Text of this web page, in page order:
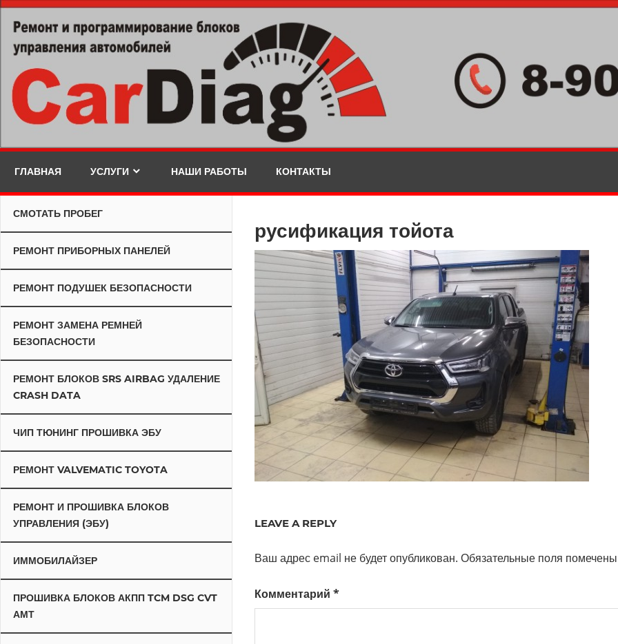
Skip
content
ГЛАВНАЯ УСЛУГИ НАШИ РАБОТЫ КОНТАКТЫ
русификация тойота
LEAVE A REPLY
Ваш адрес email не будет опубликован. Обязательные поля
Комментарий *
СМОТАТЬ ПРОБЕГ
РЕМОНТ ПРИБОРНЫХ ПАНЕЛЕЙ
РЕМОНТ ПОДУШЕК БЕЗОПАСНОСТИ
РЕМОНТ ЗАМЕНА РЕМНЕЙ
БЕЗОПАСНОСТИ
РЕМОНТ БЛОКОВ SRS AIRBAG УДАЛЕНИЕ
CRASH DATA
ЧИП ТЮНИНГ ПРОШИВКА ЭБУ
РЕМОНТ VALVEMATIC TOYOTA
РЕМОНТ И ПРОШИВКА БЛОКОВ
УПРАВЛЕНИЯ (ЭБУ)
ИММОБИЛАЙЗЕР
ПРОШИВКА БЛОКОВ АКПП TCM DSG CVT
АМТ